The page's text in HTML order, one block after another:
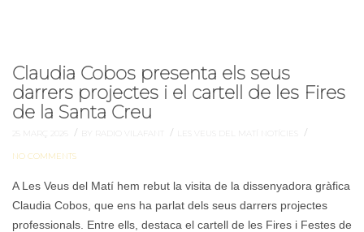
Claudia Cobos presenta els seus
darrers projectes i el cartell de les Fires
de la Santa Creu
25 MARÇ 2026 / BY RADIO VILAFANT / LES VEUS DEL MATÍ NOTÍCIES /
NO COMMENTS
A Les Veus del Matí hem rebut la visita de la dissenyadora gràfica
Claudia Cobos, que ens ha parlat dels seus darrers projectes
professionals. Entre ells, destaca el cartell de les Fires i Festes de